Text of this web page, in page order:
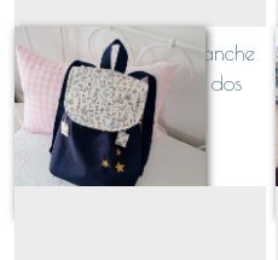
Petit LOUIS en toile étanche
et souple : le sac à dos
maternelle surmesure et
personnalisé
À partir de